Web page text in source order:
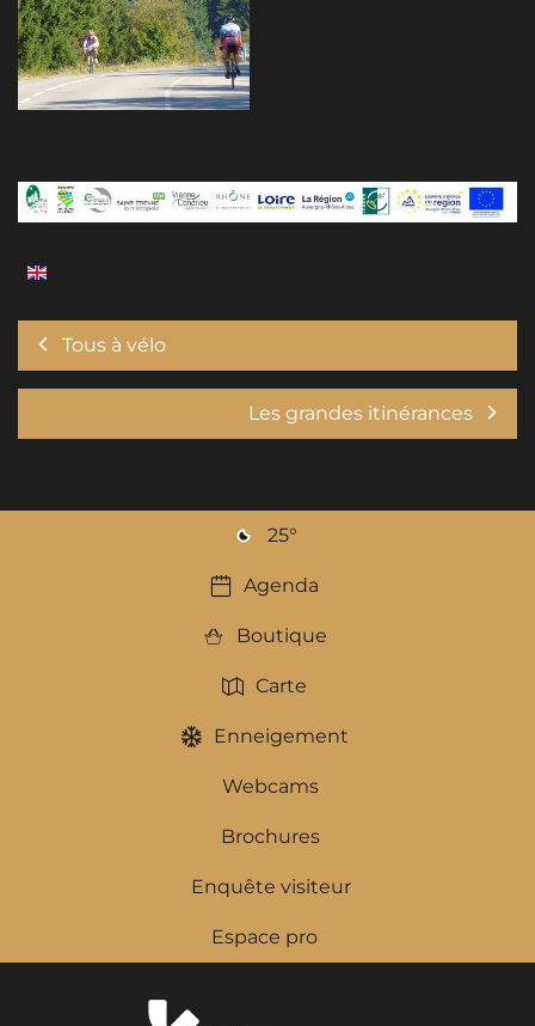
Tous à vélo
Les grandes itinérances
25°
Agenda
Boutique
Carte
Enneigement
Webcams
Brochures
Enquête visiteur
Espace pro